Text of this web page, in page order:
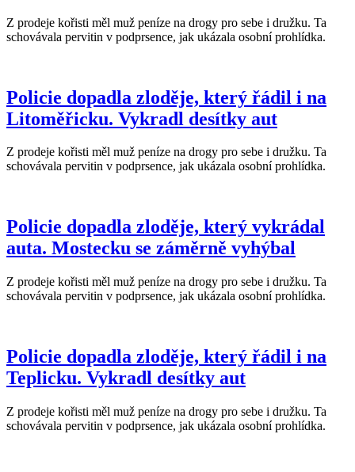
Z prodeje kořisti měl muž peníze na drogy pro sebe i družku. Ta
schovávala pervitin v podprsence, jak ukázala osobní prohlídka.
Policie dopadla zloděje, který řádil i na
Litoměřicku. Vykradl desítky aut
Z prodeje kořisti měl muž peníze na drogy pro sebe i družku. Ta
schovávala pervitin v podprsence, jak ukázala osobní prohlídka.
Policie dopadla zloděje, který vykrádal
auta. Mostecku se záměrně vyhýbal
Z prodeje kořisti měl muž peníze na drogy pro sebe i družku. Ta
schovávala pervitin v podprsence, jak ukázala osobní prohlídka.
Policie dopadla zloděje, který řádil i na
Teplicku. Vykradl desítky aut
Z prodeje kořisti měl muž peníze na drogy pro sebe i družku. Ta
schovávala pervitin v podprsence, jak ukázala osobní prohlídka.